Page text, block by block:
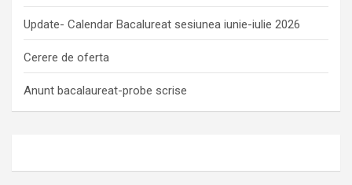
Update- Calendar Bacalureat sesiunea iunie-iulie 2026
Cerere de oferta
Anunt bacalaureat-probe scrise